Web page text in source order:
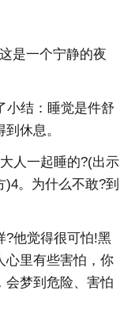
是一个宁静的夜
小结：睡觉是件舒
休息。
人一起睡的?(出示
。为什么不敢?到
?他觉得很可怕!黑
心里有些害怕，你
会梦到危险、害怕